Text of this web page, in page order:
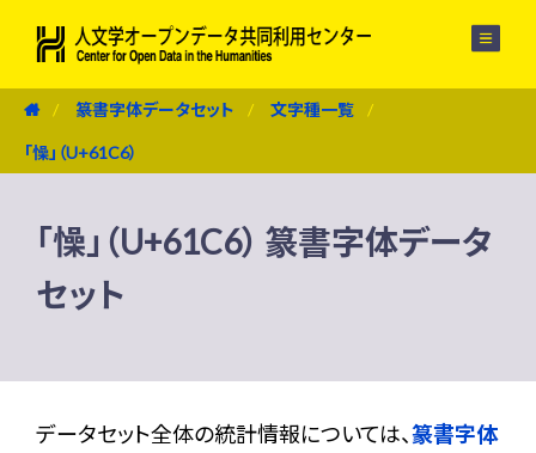
篆書字体データセット 文字種一覧
「懆」（U+61C6）
「懆」（U+61C6） 篆書字体データ
セット
データセット全体の統計情報については、篆書字体